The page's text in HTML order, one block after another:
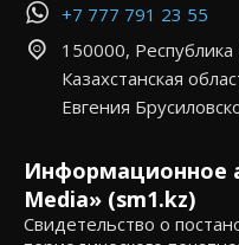
+7 777 791 23 55
150000,
Казахстанская
Евгения
Информационное
Media» (sm1.kz)
Свидетельство о